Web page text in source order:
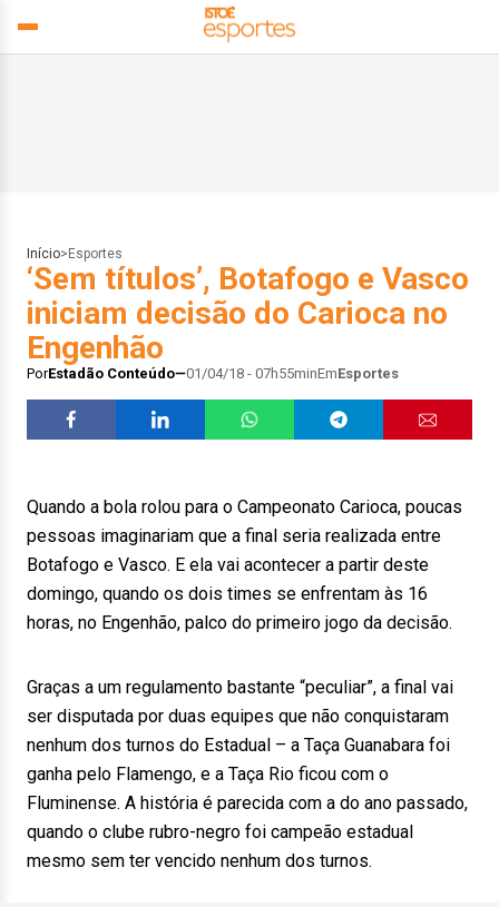
Início> Esportes
‘Sem títulos’, Botafogo e Vasco
iniciam decisão do Carioca no
Engenhão
PorEstadão Conteúdo 01/04/18 - 07h55minEmEsportes
Quando a bola rolou para o Campeonato Carioca, poucas
pessoas imaginariam que a final seria realizada entre
Botafogo e Vasco. E ela vai acontecer a partir deste
domingo, quando os dois times se enfrentam às 16
horas, no Engenhão, palco do primeiro jogo da decisão.
Graças a um regulamento bastante “peculiar”, a final vai
ser disputada por duas equipes que não conquistaram
nenhum dos turnos do Estadual – a Taça Guanabara foi
ganha pelo Flamengo, e a Taça Rio ficou com o
Fluminense. A história é parecida com a do ano passado,
quando o clube rubro-negro foi campeão estadual
mesmo sem ter vencido nenhum dos turnos.